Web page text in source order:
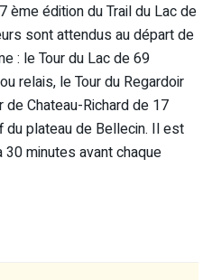
ème édition du Trail du Lac de
sont attendus au départ de
: le Tour du Lac de 69
relais, le Tour du Regardoir
Chateau-Richard de 17
plateau de Bellecin. Il est
30 minutes avant chaque